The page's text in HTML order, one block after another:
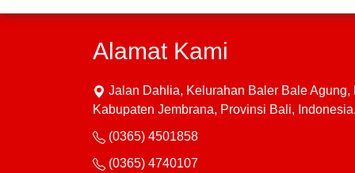
Alamat Kami
Jalan Dahlia, Kelurahan Baler Bale Agung,
Kabupaten Jembrana, Provinsi Bali,
(0365) 4501858
(0365) 4740107